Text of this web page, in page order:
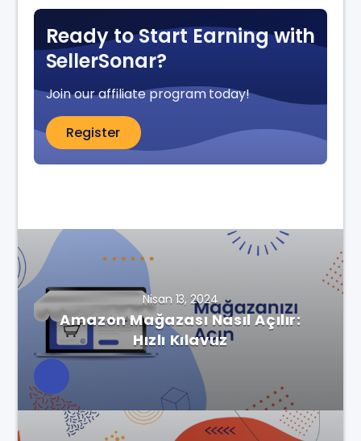
Ready to Start Earning with
SellerSonar?
Join our affiliate program today!
Register
Nisan 13, 2024
Amazon Mağazası Nasıl Açılır:
Hızlı Kılavuz